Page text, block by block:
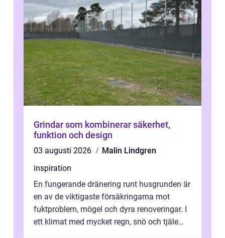
Grindar som kombinerar säkerhet,
funktion och design
03 augusti 2026
Malin Lindgren
inspiration
En fungerande dränering runt husgrunden är
en av de viktigaste försäkringarna mot
fuktproblem, mögel och dyra renoveringar. I
ett klimat med mycket regn, snö och tjäle